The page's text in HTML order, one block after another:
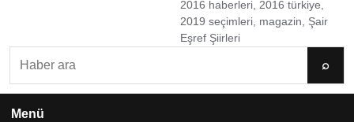
2016 haberleri, 2016 türkiye,
2019 seçimleri, magazin, Şair
Eşref Şiirleri
⌕
Menü